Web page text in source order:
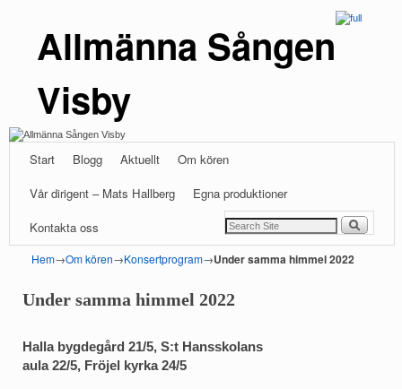
Allmänna Sången
Visby
Start Blogg Aktuellt
Om kören
Vår dirigent – Mats Hallberg
Egna produktioner
Kontakta oss
Hem→Om kören→Konsertprogram→Under samma himmel 2022
Under samma himmel 2022
Halla bygdegård 21/5, S:t Hansskolans
aula 22/5, Fröjel kyrka 24/5